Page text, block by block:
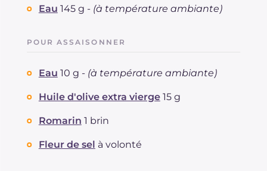
Eau 145 g - (à température ambiante)
POUR ASSAISONNER
Eau 10 g - (à température ambiante)
Huile d'olive extra vierge 15 g
Romarin 1 brin
Fleur de sel à volonté